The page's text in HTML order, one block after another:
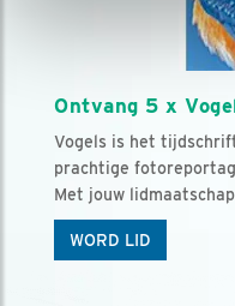
Ontvang 5 x
Vogels is het
prachtige
Met jouw
WORD LID